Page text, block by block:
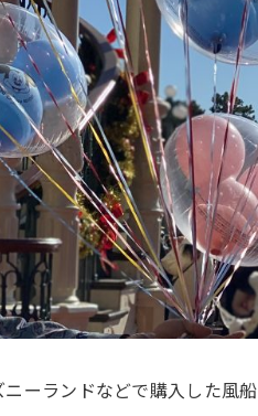
ーランドなどで購入した風船